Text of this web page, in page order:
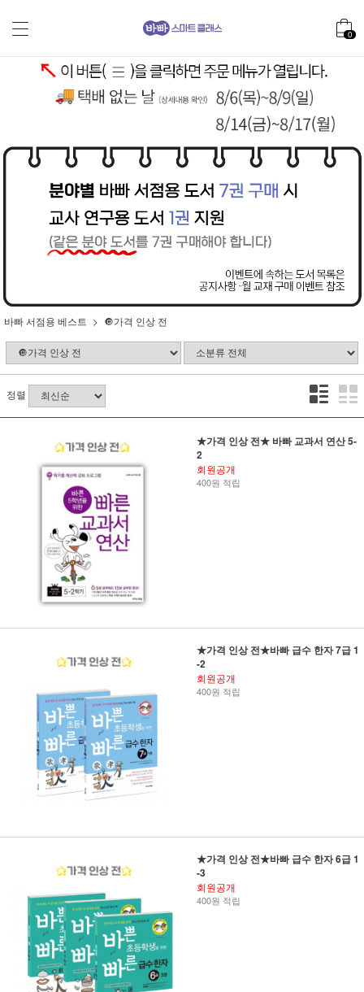
0
바빠 서점용 베스트 🔘가격 인상 전
정렬
★가격 인상 전★ 바빠 교과서 연산 5-
2
회원공개
400원 적립
★가격 인상 전★바빠 급수 한자 7급 1
-2
회원공개
400원 적립
★가격 인상 전★바빠 급수 한자 6급 1
-3
회원공개
400원 적립